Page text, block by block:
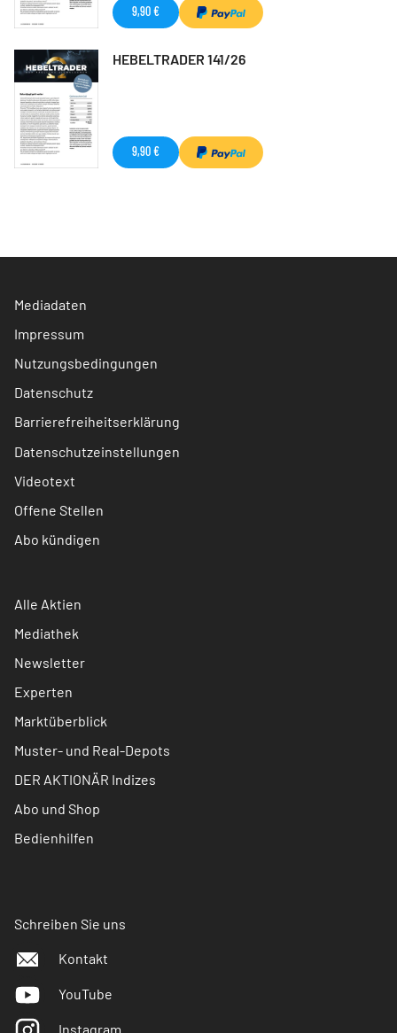
9,90 €
HEBELTRADER 141/26
9,90 €
Mediadaten
Impressum
Nutzungsbedingungen
Datenschutz
Barrierefreiheitserklärung
Datenschutzeinstellungen
Videotext
Offene Stellen
Abo kündigen
Alle Aktien
Mediathek
Newsletter
Experten
Marktüberblick
Muster- und Real-Depots
DER AKTIONÄR Indizes
Abo und Shop
Bedienhilfen
Schreiben Sie uns
Kontakt
YouTube
Instagram